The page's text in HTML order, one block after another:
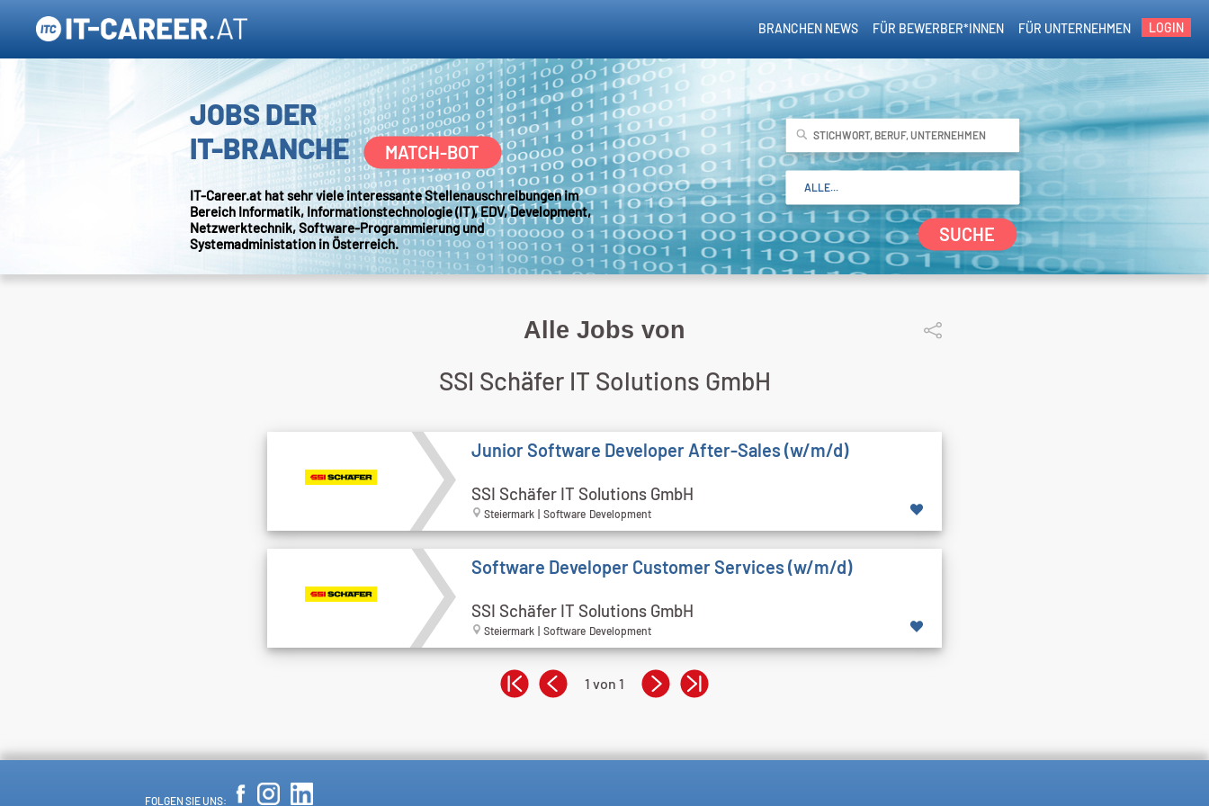
LOGIN
FÜR UNTERNEHMEN
FÜR BEWERBER*INNEN
BRANCHEN NEWS
JOBS DER
IT-BRANCHE
MATCH-BOT
IT-Career.at hat sehr viele interessante Stellenauschreibungen im
Bereich Informatik, Informationstechnologie (IT), EDV, Development,
Netzwerktechnik, Software-Programmierung und
Systemadministation in Österreich.
SUCHE
Alle Jobs von
SSI Schäfer IT Solutions GmbH
Junior Software Developer After-Sales (w/m/d)
SSI Schäfer IT Solutions GmbH
Steiermark | Software Development
Software Developer Customer Services (w/m/d)
SSI Schäfer IT Solutions GmbH
Steiermark | Software Development
1 von 1
FOLGEN SIE UNS: